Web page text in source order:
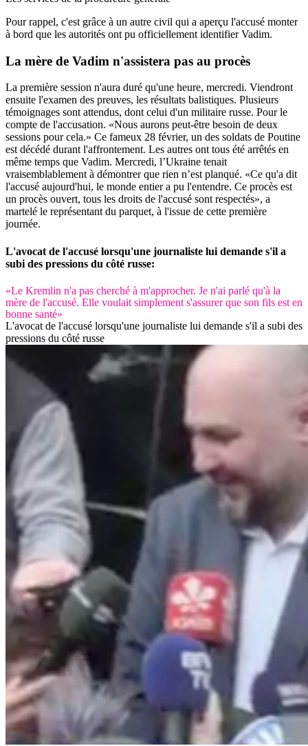
Pour rappel, c'est grâce à un autre civil qui a aperçu l'accusé monter
à bord que les autorités ont pu officiellement identifier Vadim.
La mère de Vadim n'assistera pas au procès
La première session n'aura duré qu'une heure, mercredi. Viendront
ensuite l'examen des preuves, les résultats balistiques. Plusieurs
témoignages sont attendus, dont celui d'un militaire russe. Pour le
compte de l'accusation. «Nous aurons peut-être besoin de deux
sessions pour cela.» Ce fameux 28 février, un des soldats de Poutine
est décédé durant l'affrontement. Les autres ont tous été arrêtés en
même temps que Vadim. Mercredi, l’Ukraine tenait
vraisemblablement à démontrer que rien n’est planqué. «Ce qu'a dit
l'accusé aujourd'hui, le monde entier a pu l'entendre. Ce procès est
un procès ouvert, tous les droits de l'accusé sont respectés», a
martelé le représentant du parquet, à l'issue de cette première
journée.
L'avocat de l'accusé lorsqu'une journaliste lui demande s'il a
subi des pressions du côté russe:
«Le Kremlin n'a pas cherché à m'approcher. Je n'ai parlé qu'à la
mère de l'accusé. Elle voulait simplement s'assurer que son fils est en
bonne santé»
L'avocat de l'accusé lorsqu'une journaliste lui demande s'il a subi des
pressions du côté russe